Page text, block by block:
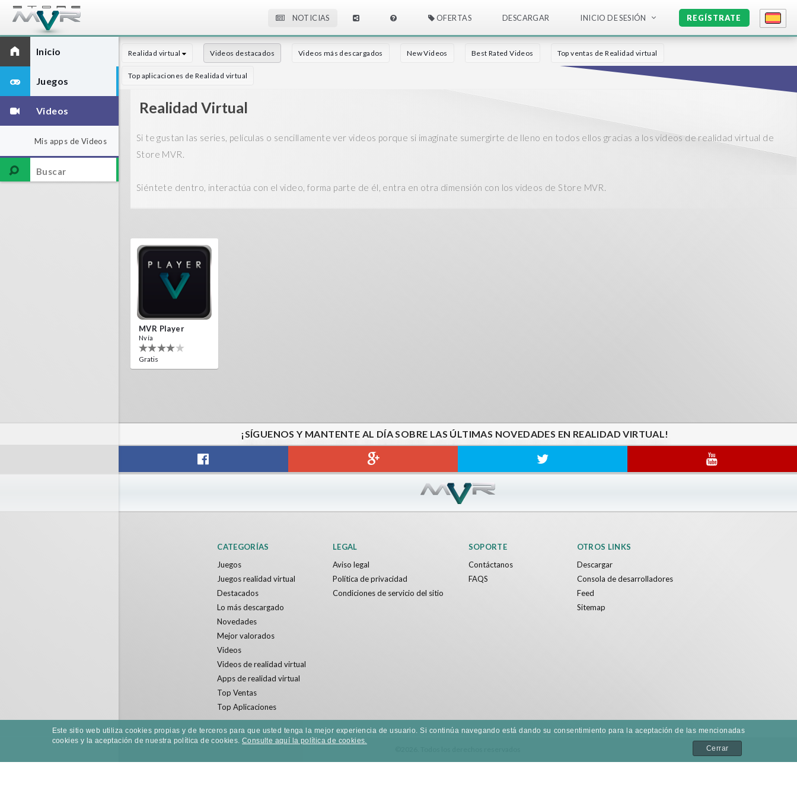
NOTICIAS OFERTAS DESCARGAR INICIO DE SESIÓN REGÍSTRATE
Inicio
Juegos
Videos
Mis apps de Videos
Realidad virtual Videos destacados Videos más descargados New Videos Best Rated Videos Top ventas de Realidad virtual
Top aplicaciones de Realidad virtual
Realidad Virtual
Si te gustan las series, películas o sencillamente ver videos porque si imagínate sumergirte de lleno en todos ellos gracias a los videos de realidad virtual de
Store MVR.
Siéntete dentro, interactúa con el video, forma parte de él, entra en otra dimensión con los videos de Store MVR.
MVR Player
Nvía
Gratis
¡SÍGUENOS Y MANTENTE AL DÍA SOBRE LAS ÚLTIMAS NOVEDADES EN REALIDAD VIRTUAL!
CATEGORÍAS
Juegos
Juegos realidad virtual
Destacados
Lo más descargado
Novedades
Mejor valorados
Videos
Videos de realidad virtual
Apps de realidad virtual
Top Ventas
Top Aplicaciones
LEGAL
Aviso legal
Política de privacidad
Condiciones de servicio del sitio
SOPORTE
Contáctanos
FAQS
OTROS LINKS
Descargar
Consola de desarrolladores
Feed
Sitemap
Este sitio web utiliza cookies propias y de terceros para que usted tenga la mejor experiencia de usuario. Si continúa navegando está dando su consentimiento para la aceptación de las mencionadas
cookies y la aceptación de nuestra política de cookies.Consulte aquí la política de cookies.
Cerrar